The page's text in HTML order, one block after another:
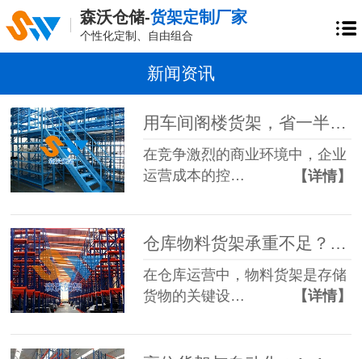
森沃仓储-货架定制厂家
个性化定制、自由组合
新闻资讯
用车间阁楼货架，省一半租金还提效！
在竞争激烈的商业环境中，企业
运营成本的控…
【详情】
仓库物料货架承重不足？这些解决方案请收好
在仓库运营中，物料货架是存储
货物的关键设…
【详情】